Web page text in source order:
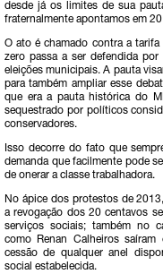
desde já os limites de sua
fraternalmente apontamos em
O ato é chamado contra a
zero passa a ser defendida
eleições municipais. A pauta
para também ampliar esse
que era a pauta histórica do
sequestrado por políticos
conservadores.
Isso decorre do fato que
demanda que facilmente pode
de onerar a classe trabalhadora.
No ápice dos protestos de
a revogação dos 20 centavos
serviços sociais; também no
como Renan Calheiros
cessão de qualquer anel
social estabelecida.